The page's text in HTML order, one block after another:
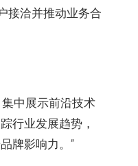
接洽并推动业务合
中展示前沿技术
行业发展趋势，
牌影响力。”